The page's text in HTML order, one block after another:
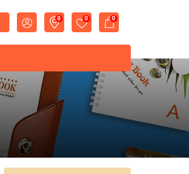
8 0 0